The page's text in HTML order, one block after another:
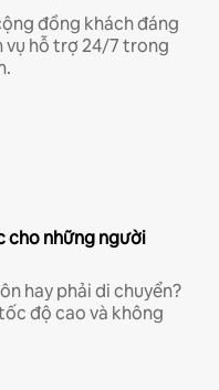
đồng khách đáng
vụ hỗ trợ 24/7 trong
cho những người
hay phải di chuyển?
độ cao và không